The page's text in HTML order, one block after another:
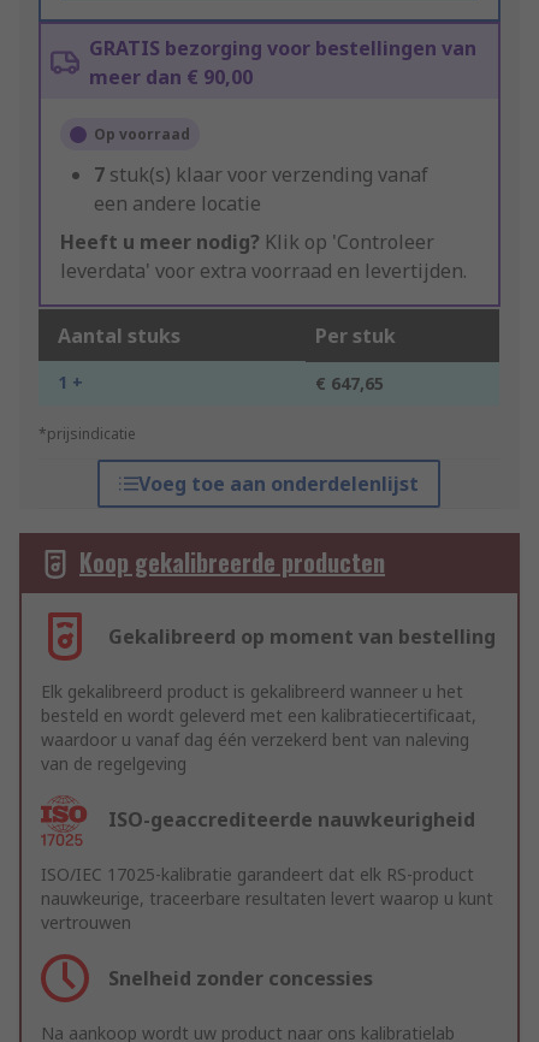
GRATIS bezorging voor bestellingen van
meer dan € 90,00
Op voorraad
7 stuk(s) klaar voor verzending vanaf
een andere locatie
Heeft u meer nodig? Klik op 'Controleer
leverdata' voor extra voorraad en levertijden.
Aantal stuks Per stuk
1 + € 647,65
*prijsindicatie
Voeg toe aan onderdelenlijst
Koop gekalibreerde producten
Gekalibreerd op moment van bestelling
Elk gekalibreerd product is gekalibreerd wanneer u het
besteld en wordt geleverd met een kalibratiecertificaat,
waardoor u vanaf dag één verzekerd bent van naleving
van de regelgeving
ISO-geaccrediteerde nauwkeurigheid
ISO/IEC 17025-kalibratie garandeert dat elk RS-product
nauwkeurige, traceerbare resultaten levert waarop u kunt
vertrouwen
Snelheid zonder concessies
Na aankoop wordt uw product naar ons kalibratielab